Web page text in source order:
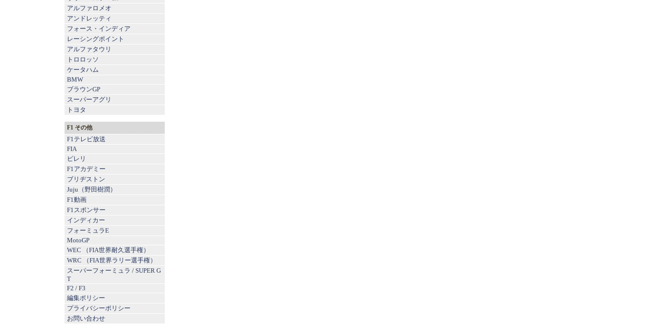
アルファロメオ
アンドレッティ
フォース・インディア
レーシングポイント
アルファタウリ
トロロッソ
ケータハム
BMW
ブラウンGP
スーパーアグリ
トヨタ
F1 その他
F1テレビ放送
FIA
ピレリ
F1アカデミー
ブリヂストン
Juju（野田樹潤）
F1動画
F1スポンサー
インディカー
フォーミュラE
MotoGP
WEC （FIA世界耐久選手権）
WRC （FIA世界ラリー選手権）
スーパーフォーミュラ / SUPER G
T
F2 / F3
編集ポリシー
プライバシーポリシー
お問い合わせ